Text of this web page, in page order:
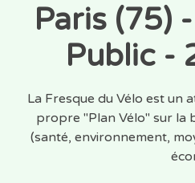
Paris (75)
Public -
La Fresque du Vélo est un
propre "Plan Vélo" sur la
(santé, environnement,